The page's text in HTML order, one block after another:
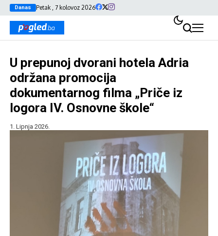
Danas Petak , 7 kolovoz 2026
U prepunoj dvorani hotela Adria
održana promocija
dokumentarnog filma „Priče iz
logora IV. Osnovne škole“
1. Lipnja 2026.